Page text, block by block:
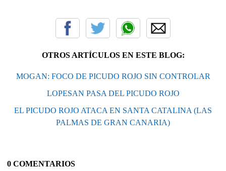
OTROS ARTÍCULOS EN ESTE BLOG:
MOGAN: FOCO DE PICUDO ROJO SIN CONTROLAR
LOPESAN PASA DEL PICUDO ROJO
EL PICUDO ROJO ATACA EN SANTA CATALINA (LAS
PALMAS DE GRAN CANARIA)
0 COMENTARIOS